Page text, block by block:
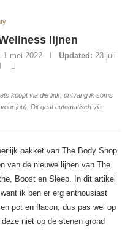
lijnen
1 mei 2022 Updated: 23 juli
koopt via die link, ontvang ik soms
jou). Dit gaat automatisch via
pakket van The Body Shop
van de nieuwe lijnen van The
Boost en Sleep. In dit artikel
ik ben er erg enthousiast
pot en flacon, dus pas wel op
niet op de stenen grond